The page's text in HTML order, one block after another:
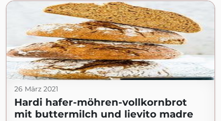
26 März 2021
Hardi hafer-möhren-vollkornbrot
mit buttermilch und lievito madre